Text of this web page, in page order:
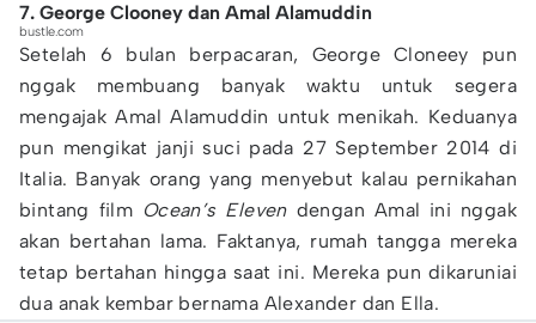
7. George Clooney dan Amal Alamuddin
bustle.com
Setelah 6 bulan berpacaran, George Cloneey pun
nggak membuang banyak waktu untuk segera
mengajak Amal Alamuddin untuk menikah. Keduanya
pun mengikat janji suci pada 27 September 2014 di
Italia. Banyak orang yang menyebut kalau pernikahan
bintang film Ocean’s Elevendengan Amal ini nggak
akan bertahan lama. Faktanya, rumah tangga mereka
tetap bertahan hingga saat ini. Mereka pun dikaruniai
dua anak kembar bernama Alexander dan Ella.